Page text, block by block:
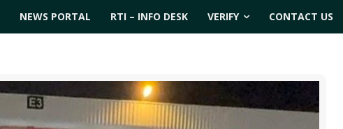
NEWS PORTAL RTI – INFO DESK VERIFY CONTACT US